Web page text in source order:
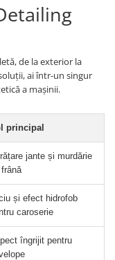
de la exterior la
ai într-un singur
a mașinii.
principal
jante și murdărie
și efect hidrofob
caroserie
îngrijit pentru